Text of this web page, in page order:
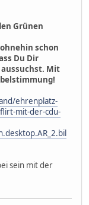
Grünen
schon
Du Dir
Mit
ehrenplatz-
mit-der-cdu-
sein mit der